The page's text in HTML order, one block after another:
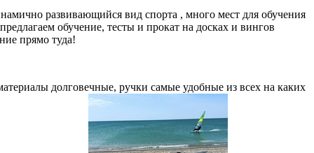
развивающийся вид спорта , много мест для обучения
обучение, тесты и прокат на досках и вингов
прямо туда!
долговечные, ручки самые удобные из всех на каких